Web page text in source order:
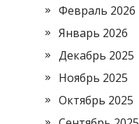
Февраль 2026
Январь 2026
Декабрь 2025
Ноябрь 2025
Октябрь 2025